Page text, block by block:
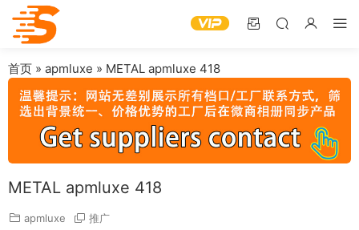
首页 » apmluxe » METAL apmluxe 418
METAL apmluxe 418
apmluxe 推广